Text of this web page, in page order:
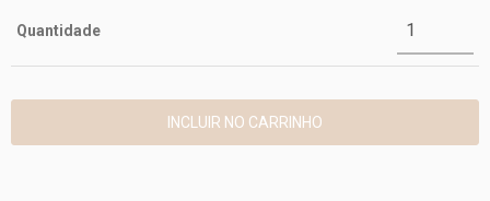
Quantidade